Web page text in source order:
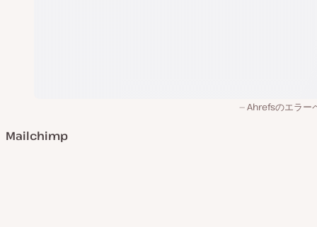
Ahrefsのエラー
Mailchimp